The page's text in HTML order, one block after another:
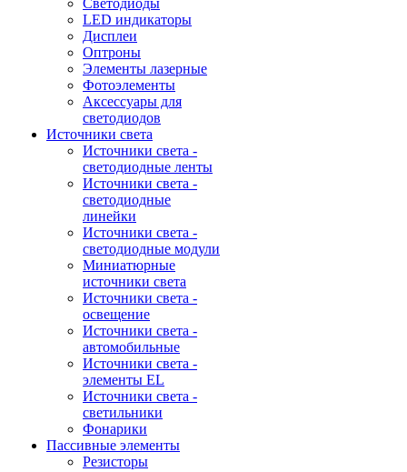
Светодиоды
LED индикаторы
Дисплеи
Оптроны
Элементы лазерные
Фотоэлементы
Аксессуары для
светодиодов
Источники света
Источники света -
светодиодные ленты
Источники света -
светодиодные
линейки
Источники света -
светодиодные модули
Миниатюрные
источники света
Источники света -
освещение
Источники света -
автомобильные
Источники света -
элементы EL
Источники света -
светильники
Фонарики
Пассивные элементы
Резисторы